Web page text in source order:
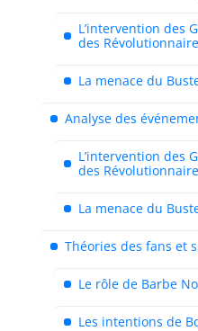
L’intervention des
des
La menace du
Analyse des
L’intervention des
des
La menace du
Théories des fans et
Le rôle de Barbe
Les intentions de